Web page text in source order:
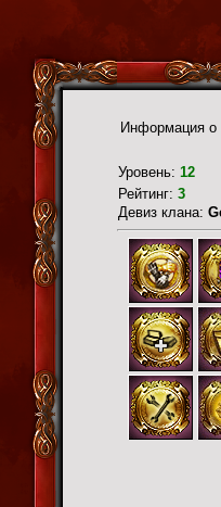
Информация о
Уровень: 12
Рейтинг: 3
Девиз клана: